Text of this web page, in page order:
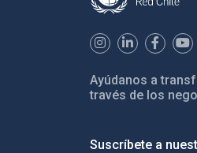
Ayúdanos a
través de los
Suscríbete a